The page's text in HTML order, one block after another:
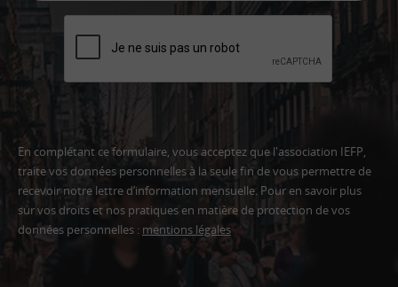
En complétant ce formulaire, vous acceptez que l'association IEFP,
traite vos données personnelles à la seule fin de vous permettre de
recevoir notre lettre d’information mensuelle. Pour en savoir plus
sur vos droits et nos pratiques en matière de protection de vos
données personnelles : mentions légales